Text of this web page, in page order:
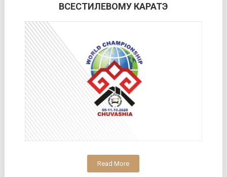
ВСЕСТИЛЕВОМУ КАРАТЭ
Read More